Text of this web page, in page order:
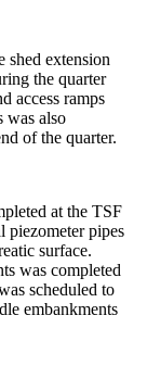
shed extension
the quarter
access ramps
was also
of the quarter.
at the TSF
piezometer pipes
surface.
was completed
scheduled to
embankments